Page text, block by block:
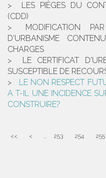
LES PIÈGES DU
(CDD)
MODIFICATION
D'URBANISME
CHARGES
LE CERTIFICAT
SUSCEPTIBLE DE
LE NON RESPECT
A T-IL UNE INCIDENCE
CONSTRUIRE?
<< < ... 253 254 255